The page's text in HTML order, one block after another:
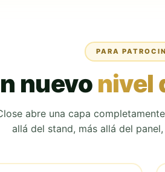
PARA
nuevo nivel
abre una capa
allá del stand, más allá del